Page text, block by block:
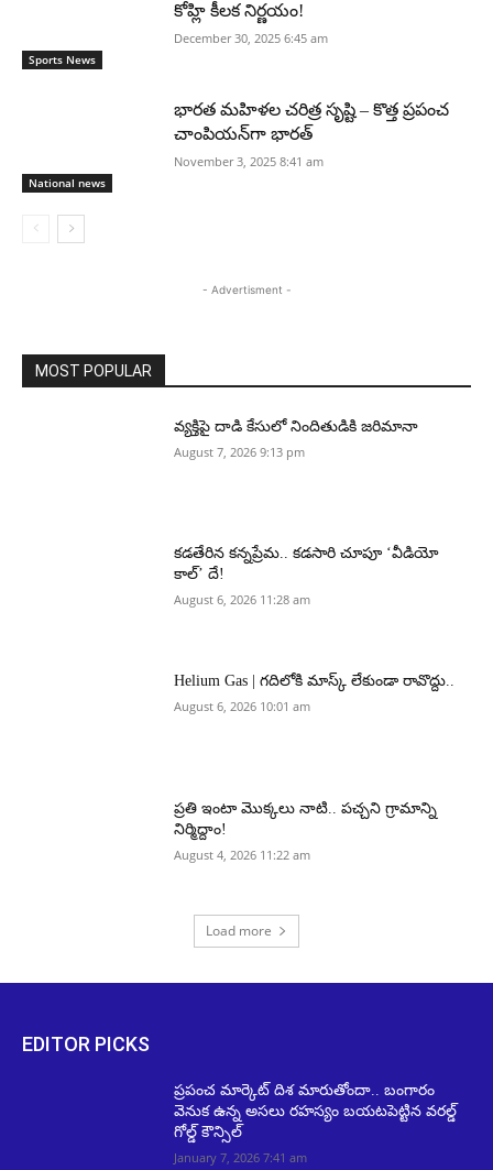
Sports News
కోహ్లి కీలక నిర్ణయం!
December 30, 2025 6:45 am
National news
భారత మహిళల చరిత్ర సృష్టి – కొత్త ప్రపంచ
చాంపియన్‌గా భారత్
November 3, 2025 8:41 am
- Advertisment -
MOST POPULAR
వ్యక్తిపై దాడి కేసులో నిందితుడికి జరిమానా
August 7, 2026 9:13 pm
కడతేరిన కన్నప్రేమ.. కడసారి చూపూ ‘వీడియో
కాల్’ దే!
August 6, 2026 11:28 am
Helium Gas | గదిలోకి మాస్క్ లేకుండా రావొద్దు..
August 6, 2026 10:01 am
ప్రతి ఇంటా మొక్కలు నాటి.. పచ్చని గ్రామాన్ని
నిర్మిద్దాం!
August 4, 2026 11:22 am
Load more
EDITOR PICKS
ప్రపంచ మార్కెట్ దిశ మారుతోందా.. బంగారం
వెనుక ఉన్న అసలు రహస్యం బయటపెట్టిన వరల్డ్
గోల్డ్ కౌన్సిల్
January 7, 2026 7:41 am